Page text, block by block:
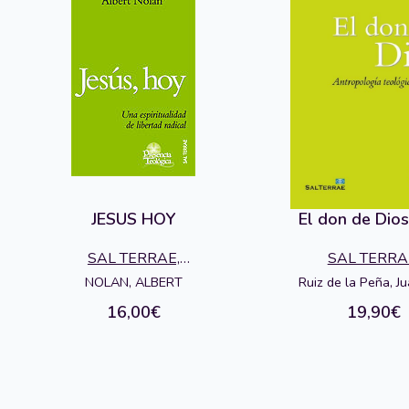
JESUS HOY
SAL TERRAE,
EDITORIAL
NOLAN, ALBERT
16,00€
El don de
SAL
Ruiz de la Peña,
19,90€